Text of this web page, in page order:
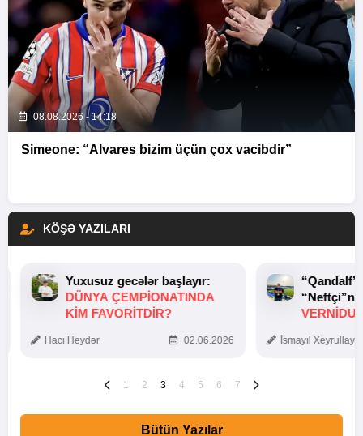
08.08.2026 - 14:18
Simeone: “Alvares bizim üçün çox vacibdir”
KÖŞƏ YAZILARI
Yuxusuz gecələr başlayır:
DÜNYA ÇEMPIONATINDA
KIM FAVORITDIR?
Hacı Heydər 02.06.2026 İsmayıl
1 2 3 4 5 6 7
Bütün Yazılar